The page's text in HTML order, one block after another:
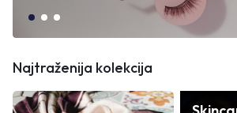
Najtraženija kolekcija